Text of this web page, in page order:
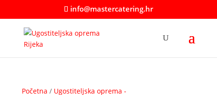
info@mastercatering.hr
Početna / Ugostiteljska oprema -